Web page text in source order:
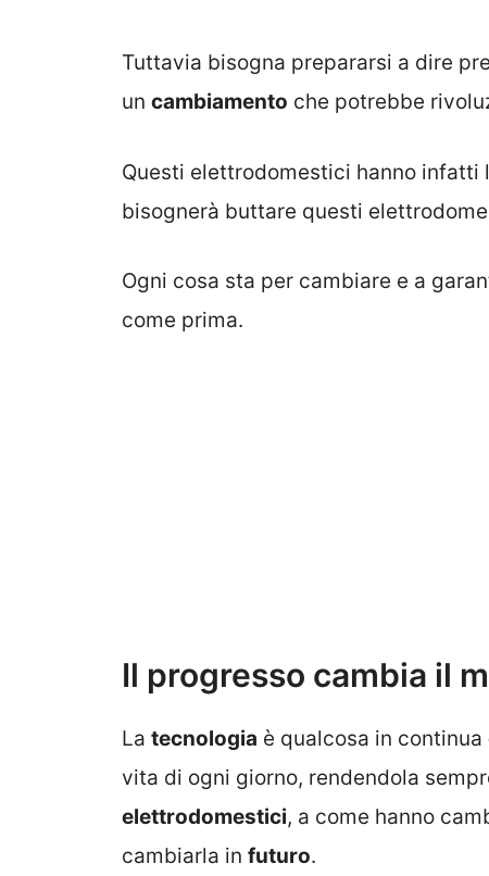
Tuttavia bisogna prepararsi a dire
un cambiamento che potrebbe
Questi elettrodomestici hanno infatti
bisognerà buttare questi
Ogni cosa sta per cambiare e a
come prima.
Il progresso cambia il
La tecnologia è qualcosa in continua
vita di ogni giorno, rendendola
elettrodomestici, a come hanno
cambiarla in futuro.